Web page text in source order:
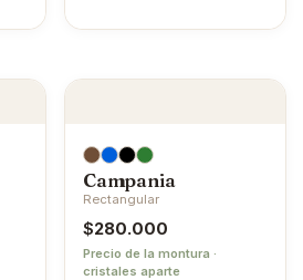
Campania
Rectangular
$280.000
Precio de la montura ·
cristales aparte